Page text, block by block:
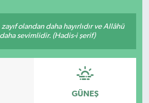
olandan daha hayırlıdır ve Allâhü
daha sevimlidir. (Hadis-i şerif)
GÜNEŞ